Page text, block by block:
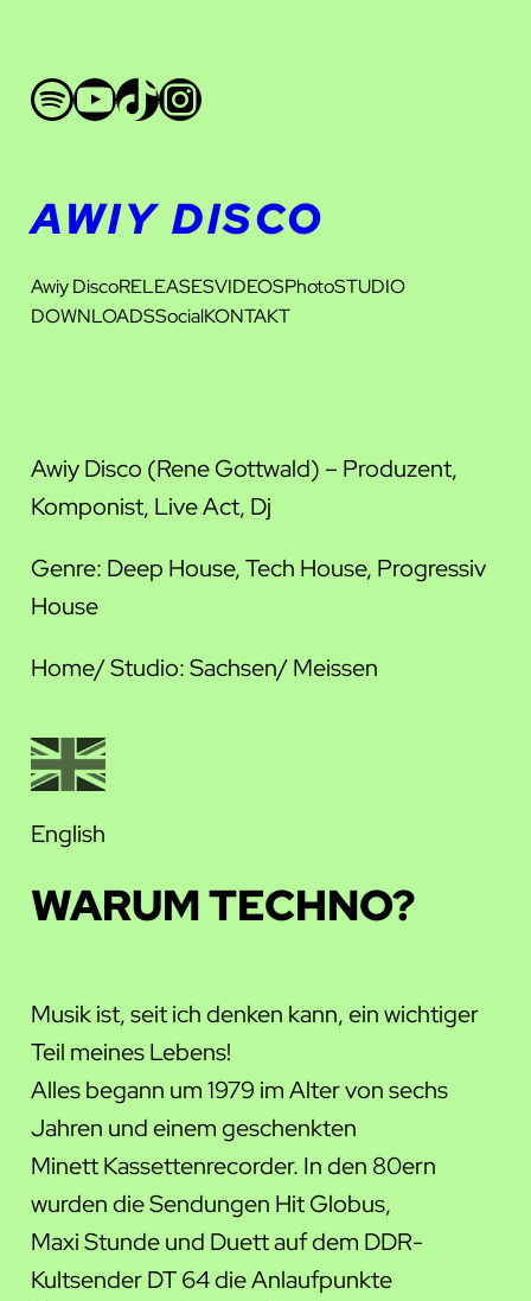
springen
Spotify
Youtube
TikTok
Instagram
AWIY DISCO
Awiy DiscoRELEASESVIDEOSPhotoSTUDIO
DOWNLOADSSocialKONTAKT
Awiy Disco (Rene Gottwald) – Produzent,
Komponist, Live Act, Dj
Genre: Deep House, Tech House, Progressiv
House
Home/ Studio: Sachsen/ Meissen
English
WARUM TECHNO?
Musik ist, seit ich denken kann, ein wichtiger
Teil meines Lebens!
Alles begann um 1979 im Alter von sechs
Jahren und einem geschenkten
Minett Kassettenrecorder. In den 80ern
wurden die Sendungen Hit Globus,
Maxi Stunde und Duett auf dem DDR-
Kultsender DT 64 die Anlaufpunkte